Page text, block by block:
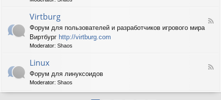
o
i
W
e
F
b
Virtburg
Форум для пользователей и разработчиков игрового мира
Виртбург http://virtburg.com
Moderator: Shaos
F
Linux
Форум для линуксоидов
Moderator: Shaos